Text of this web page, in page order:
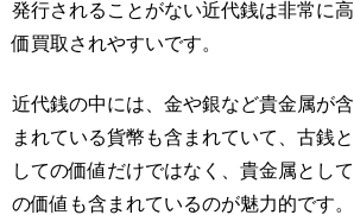
発行されることがない近代銭は非常に高
価買取されやすいです。
近代銭の中には、金や銀など貴金属が含
まれている貨幣も含まれていて、古銭と
しての価値だけではなく、貴金属として
の価値も含まれているのが魅力的です。